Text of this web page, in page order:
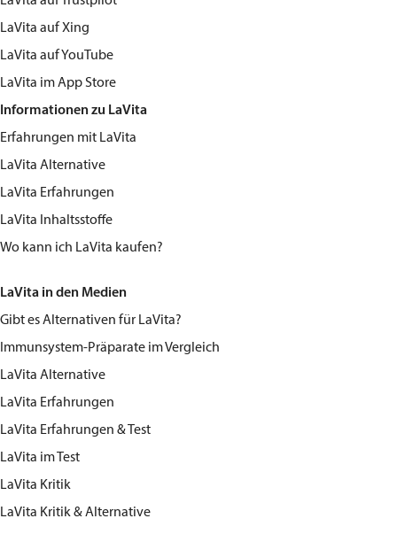
LaVita auf Xing
LaVita auf YouTube
LaVita im App Store
Informationen zu LaVita
Erfahrungen mit LaVita
LaVita Alternative
LaVita Erfahrungen
LaVita Inhaltsstoffe
Wo kann ich LaVita kaufen?
LaVita in den Medien
Gibt es Alternativen für LaVita?
Immunsystem-Präparate im Vergleich
LaVita Alternative
LaVita Erfahrungen
LaVita Erfahrungen & Test
LaVita im Test
LaVita Kritik
LaVita Kritik & Alternative